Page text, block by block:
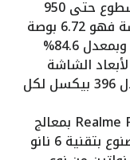
التحديث 120 هيرتز كما تدعم السطوع حتى 950
شمعة أما بالنسبة لقياس الشاشة فهو 6.72 بوصة
أي ما يقارب 106.8 سنتيمتر مربع وبمعدل 84.6%
الشاشة
فهي 1080 × 2400 بيكسل بمعدل 396 بيكسل لكل
: يأتي جهاز Realme P3x بمعالج
Mediatek Dimensity 6400 المصنوع بتقنية 6 نانو